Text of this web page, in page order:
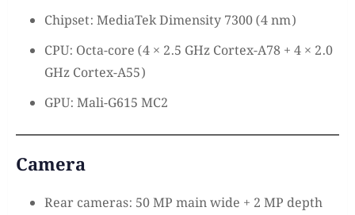
Chipset: MediaTek Dimensity 7300 (4 nm)
CPU: Octa-core (4 × 2.5 GHz Cortex-A78 + 4 × 2.0
GHz Cortex-A55)
GPU: Mali-G615 MC2
Camera
Rear cameras: 50 MP main wide + 2 MP depth